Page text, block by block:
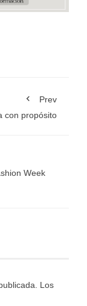
Prev
con propósito
Week
Los